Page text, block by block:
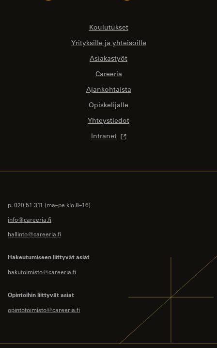
Koulutukset
Yrityksille ja yhteisöille
Asiakastyöt
Careeria
Ajankohtaista
Opiskelijalle
Yhteystiedot
Intranet
p. 020 51 311 (ma–pe klo 8–16)
info@careeria.fi
hallinto@careeria.fi
Hakeutumiseen liittyvät asiat
hakutoimisto@careeria.fi
Opintoihin liittyvät asiat
opintotoimisto@careeria.fi